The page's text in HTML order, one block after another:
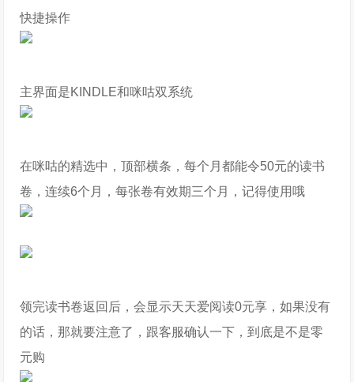
快捷操作
主界面是KINDLE和咪咕双系统
在咪咕的精选中，顶部横条，每个月都能令50元的读书
卷，连续6个月，每张卷有效期三个月，记得使用哦
领完读书卷返回后，会显示天天爱阅读0元享，如果没有
的话，那就要注意了，跟客服确认一下，到底是不是零
元购